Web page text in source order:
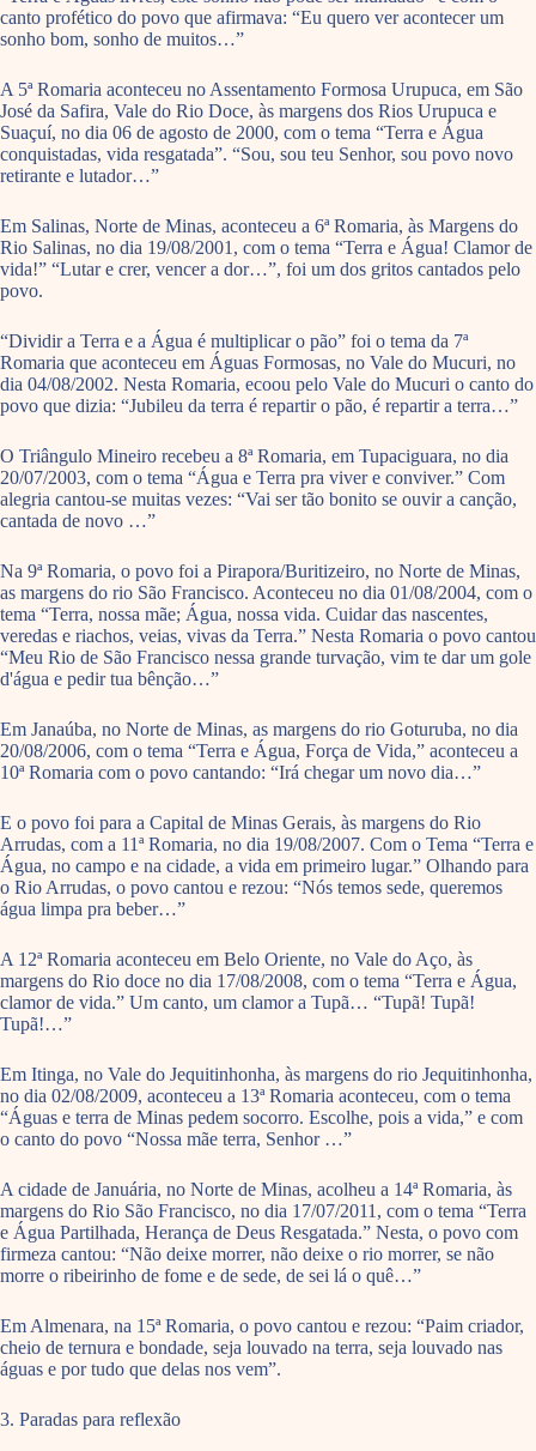
canto profético do povo que afirmava: “Eu quero ver acontecer um
sonho bom, sonho de muitos…”
A 5ª Romaria aconteceu no Assentamento Formosa Urupuca, em São
José da Safira, Vale do Rio Doce, às margens dos Rios Urupuca e
Suaçuí, no dia 06 de agosto de 2000, com o tema “Terra e Água
conquistadas, vida resgatada”. “Sou, sou teu Senhor, sou povo novo
retirante e lutador…”
Em Salinas, Norte de Minas, aconteceu a 6ª Romaria, às Margens do
Rio Salinas, no dia 19/08/2001, com o tema “Terra e Água! Clamor de
vida!” “Lutar e crer, vencer a dor…”, foi um dos gritos cantados pelo
povo.
“Dividir a Terra e a Água é multiplicar o pão” foi o tema da 7ª
Romaria que aconteceu em Águas Formosas, no Vale do Mucuri, no
dia 04/08/2002. Nesta Romaria, ecoou pelo Vale do Mucuri o canto do
povo que dizia: “Jubileu da terra é repartir o pão, é repartir a terra…”
O Triângulo Mineiro recebeu a 8ª Romaria, em Tupaciguara, no dia
20/07/2003, com o tema “Água e Terra pra viver e conviver.” Com
alegria cantou-se muitas vezes: “Vai ser tão bonito se ouvir a canção,
cantada de novo …”
Na 9ª Romaria, o povo foi a Pirapora/Buritizeiro, no Norte de Minas,
as margens do rio São Francisco. Aconteceu no dia 01/08/2004, com o
tema “Terra, nossa mãe; Água, nossa vida. Cuidar das nascentes,
veredas e riachos, veias, vivas da Terra.” Nesta Romaria o povo cantou
“Meu Rio de São Francisco nessa grande turvação, vim te dar um gole
d'água e pedir tua bênção…”
Em Janaúba, no Norte de Minas, as margens do rio Goturuba, no dia
20/08/2006, com o tema “Terra e Água, Força de Vida,” aconteceu a
10ª Romaria com o povo cantando: “Irá chegar um novo dia…”
E o povo foi para a Capital de Minas Gerais, às margens do Rio
Arrudas, com a 11ª Romaria, no dia 19/08/2007. Com o Tema “Terra e
Água, no campo e na cidade, a vida em primeiro lugar.” Olhando para
o Rio Arrudas, o povo cantou e rezou: “Nós temos sede, queremos
água limpa pra beber…”
A 12ª Romaria aconteceu em Belo Oriente, no Vale do Aço, às
margens do Rio doce no dia 17/08/2008, com o tema “Terra e Água,
clamor de vida.” Um canto, um clamor a Tupã… “Tupã! Tupã!
Tupã!…”
Em Itinga, no Vale do Jequitinhonha, às margens do rio Jequitinhonha,
no dia 02/08/2009, aconteceu a 13ª Romaria aconteceu, com o tema
“Águas e terra de Minas pedem socorro. Escolhe, pois a vida,” e com
o canto do povo “Nossa mãe terra, Senhor …”
A cidade de Januária, no Norte de Minas, acolheu a 14ª Romaria, às
margens do Rio São Francisco, no dia 17/07/2011, com o tema “Terra
e Água Partilhada, Herança de Deus Resgatada.” Nesta, o povo com
firmeza cantou: “Não deixe morrer, não deixe o rio morrer, se não
morre o ribeirinho de fome e de sede, de sei lá o quê…”
Em Almenara, na 15ª Romaria, o povo cantou e rezou: “Paim criador,
cheio de ternura e bondade, seja louvado na terra, seja louvado nas
águas e por tudo que delas nos vem”.
3. Paradas para reflexão